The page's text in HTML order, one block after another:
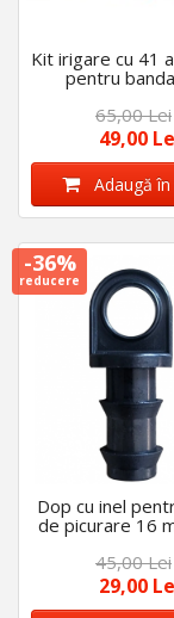
Kit irigare cu 41
pentru
picurare de 16
65,00 Lei
49,00
Adaugă în
-36%
reducere
Dop cu inel
de picurare 16
45,00 Lei
29,00